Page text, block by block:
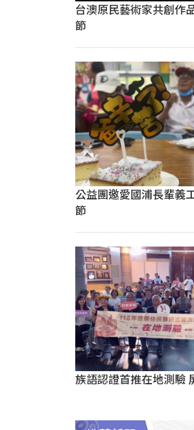
台澳原民藝術家共創作
節
公益團邀愛國浦長輩義
節
族語認證首推在地測驗